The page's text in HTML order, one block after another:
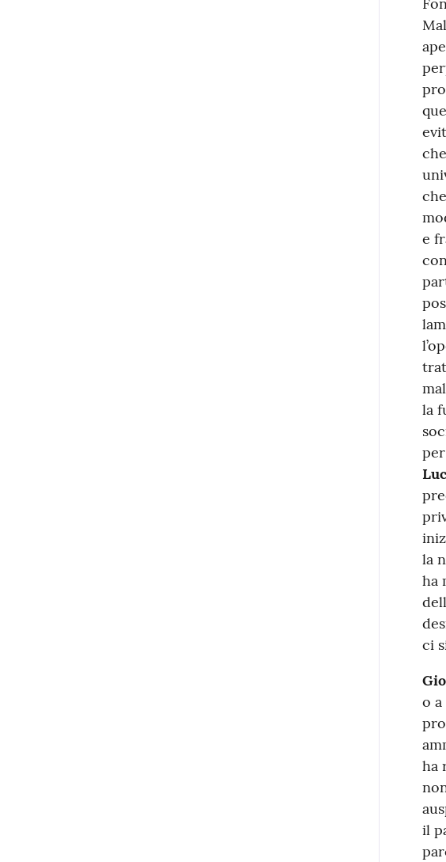
e
la
la
ha
ci
o
ha
il